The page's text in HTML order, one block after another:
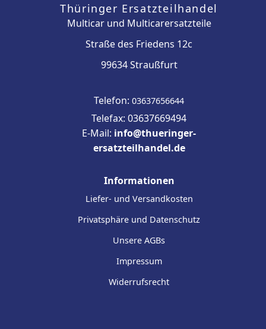
Thüringer Ersatzteilhandel
Multicar und Multicarersatzteile
Straße des Friedens 12c
99634 Straußfurt
Telefon: 03637656644
Telefax: 03637669494
E-Mail: info@thueringer-
ersatzteilhandel.de
Informationen
Liefer- und Versandkosten
Privatsphäre und Datenschutz
Unsere AGBs
Impressum
Widerrufsrecht